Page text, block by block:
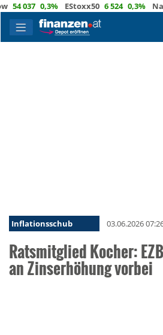
037 0,3% EStoxx50 6 524 0,3% Nasdaq
Inflationsschub 03.06.2026
Ratsmitglied Kocher:
an Zinserhöhung vorbei